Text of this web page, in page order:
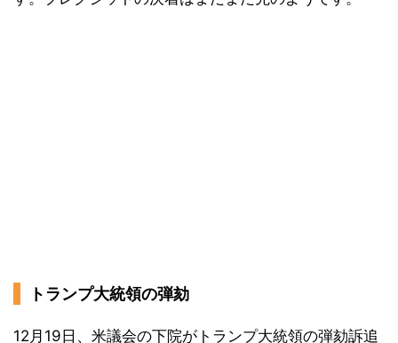
トランプ大統領の弾劾
12月19日、米議会の下院がトランプ大統領の弾劾訴追